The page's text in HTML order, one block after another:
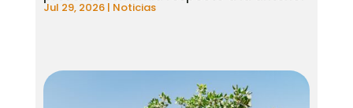
Jul 29, 2026| Noticias